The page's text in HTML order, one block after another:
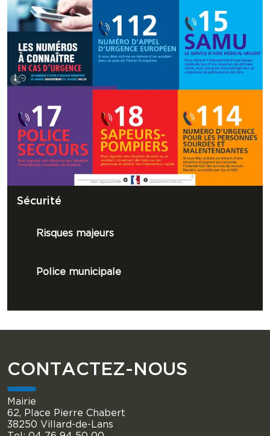
Sécurité
Risques majeurs
Police municipale
CONTACTEZ-NOUS
Mairie
62, Place Pierre Chabert
38250 Villard-de-Lans